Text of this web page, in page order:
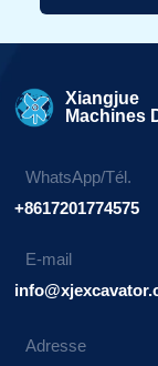
Xiangjue
Machines
WhatsApp/Tél.
+8617201774575
E-mail
Adresse